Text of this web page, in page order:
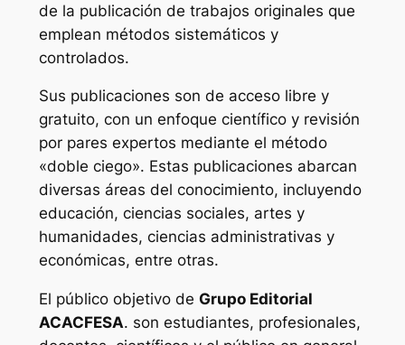
de la publicación de trabajos originales que
emplean métodos sistemáticos y
controlados.
Sus publicaciones son de acceso libre y
gratuito, con un enfoque científico y revisión
por pares expertos mediante el método
«doble ciego». Estas publicaciones abarcan
diversas áreas del conocimiento, incluyendo
educación, ciencias sociales, artes y
humanidades, ciencias administrativas y
económicas, entre otras.
El público objetivo de Grupo Editorial
ACACFESA. son estudiantes, profesionales,